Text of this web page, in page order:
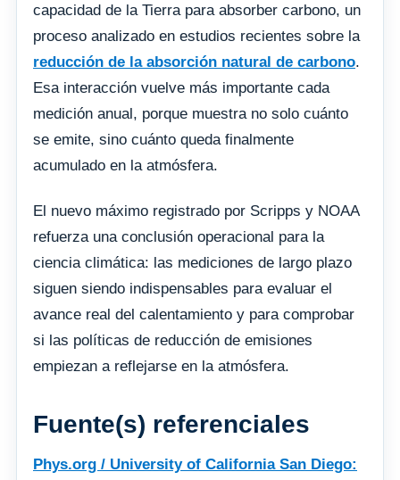
capacidad de la Tierra para absorber carbono, un
proceso analizado en estudios recientes sobre la
reducción de la absorción natural de carbono.
Esa interacción vuelve más importante cada
medición anual, porque muestra no solo cuánto
se emite, sino cuánto queda finalmente
acumulado en la atmósfera.
El nuevo máximo registrado por Scripps y NOAA
refuerza una conclusión operacional para la
ciencia climática: las mediciones de largo plazo
siguen siendo indispensables para evaluar el
avance real del calentamiento y para comprobar
si las políticas de reducción de emisiones
empiezan a reflejarse en la atmósfera.
Fuente(s) referenciales
Phys.org / University of California San Diego: